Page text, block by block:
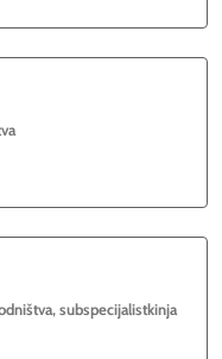
subspecijalistkinja